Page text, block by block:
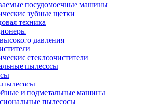
посудомоечные машины
зубные щетки
техника
давления
стеклоочистители
пылесосы
пылесосы
и подметальные машины
пылесосы